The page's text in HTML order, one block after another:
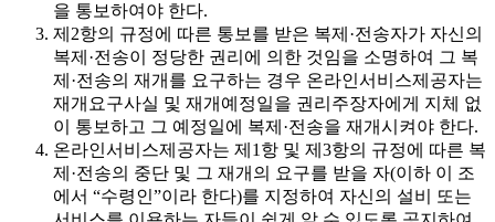
을 통보하여야 한다.
제2항의 규정에 따른 통보를 받은 복제·전송자가 자신의
복제·전송이 정당한 권리에 의한 것임을 소명하여 그 복
제·전송의 재개를 요구하는 경우 온라인서비스제공자는
재개요구사실 및 재개예정일을 권리주장자에게 지체 없
이 통보하고 그 예정일에 복제·전송을 재개시켜야 한다.
온라인서비스제공자는 제1항 및 제3항의 규정에 따른 복
제·전송의 중단 및 그 재개의 요구를 받을 자(이하 이 조
에서 “수령인”이라 한다)를 지정하여 자신의 설비 또는